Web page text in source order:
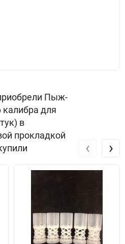
Пыж-
калибра для
в
прокладкой
‹ ›